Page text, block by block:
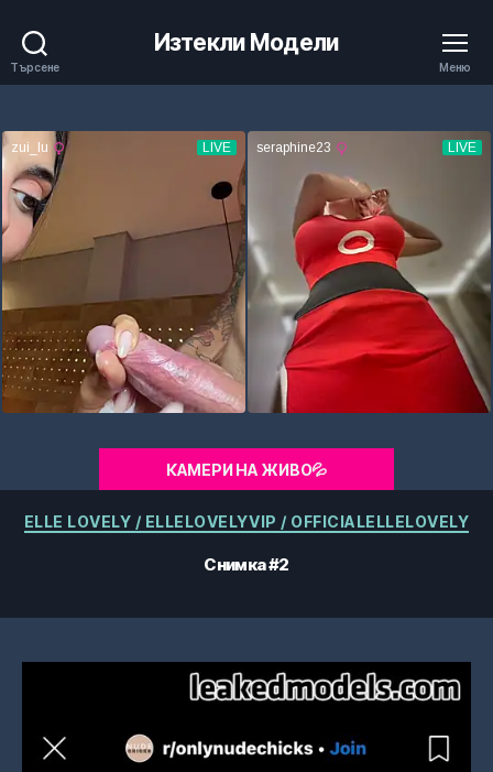
Търсене
Изтекли Модели
Меню
КАМЕРИ НА ЖИВО💦
Категории
ELLE LOVELY / ELLELOVELYVIP / OFFICIALELLELOVELY
Снимка #2